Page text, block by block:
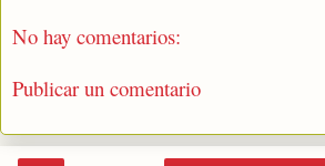
No hay comentarios:
Publicar un comentario